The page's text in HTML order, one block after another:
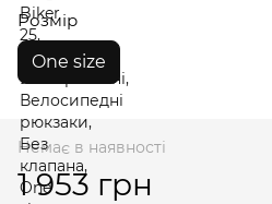
Розмір
One size
Немає в наявності
1 953 грн